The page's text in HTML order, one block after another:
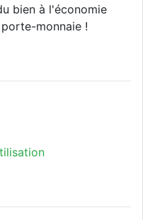
bien à l'économie
monnaie !